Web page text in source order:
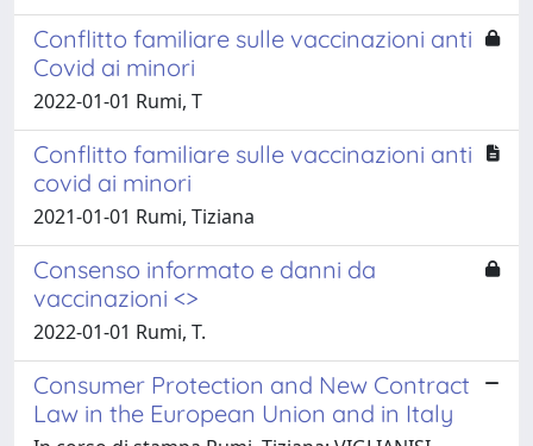
Conflitto familiare sulle vaccinazioni anti
Covid ai minori
2022-01-01 Rumi, T
Conflitto familiare sulle vaccinazioni anti
covid ai minori
2021-01-01 Rumi, Tiziana
Consenso informato e danni da
vaccinazioni <>
2022-01-01 Rumi, T.
Consumer Protection and New Contract
Law in the European Union and in Italy